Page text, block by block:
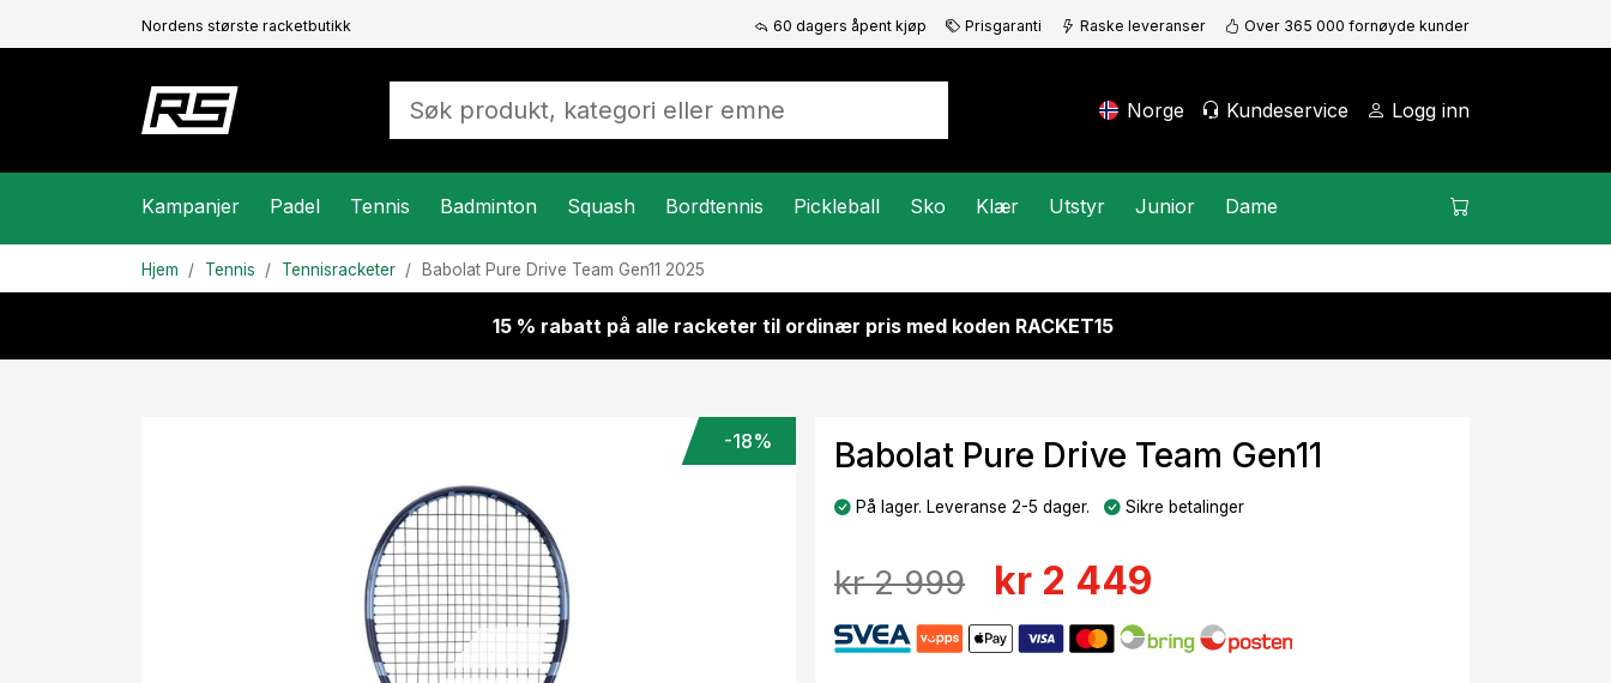
Nordens største racketbutikk 60 dagers åpent kjøp Prisgaranti Raske leveranser Over 365 000 fornøyde kunder
Norge Kundeservice Logg inn
Kampanjer Padel Tennis Badminton Squash Bordtennis Pickleball Sko Klær Utstyr Junior Dame
Hjem Tennis Tennisracketer Babolat Pure Drive Team Gen11 2025
15 % rabatt på alle racketer til ordinær pris med koden RACKET15
-18% Babolat Pure Drive Team Gen11
På lager. Leveranse 2-5 dager. Sikre betalinger
kr 2 999 kr 2 449